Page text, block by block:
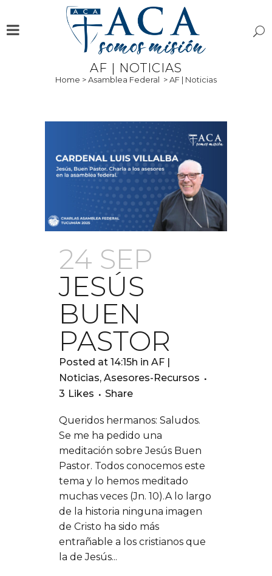
AF | NOTICIAS
Home >Asamblea Federal >AF | Noticias
24 SEP
JESÚS
BUEN
PASTOR
Posted at 14:15h in AF |
Noticias, Asesores-Recursos
3 Likes Share
Queridos hermanos: Saludos.
Se me ha pedido una
meditación sobre Jesús Buen
Pastor. Todos conocemos este
tema y lo hemos meditado
muchas veces (Jn. 10).A lo largo
de la historia ninguna imagen
de Cristo ha sido más
entrañable a los cristianos que
la de Jesús...